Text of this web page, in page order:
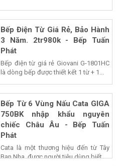
Bếp Điện Từ Giá Rẻ, Bảo Hành
3 Năm. 2tr980k - Bếp Tuấn
Phát
Bếp điện từ giá rẻ Giovani G-1801HC
là dòng bếp được thiết kết 1 từ + 1...
Bếp Từ 6 Vùng Nấu Cata GIGA
750BK nhập khẩu nguyên
chiếc Châu Âu - Bếp Tuấn
Phát
Cata là một thương hiệu đến từ Tây
Ban Nha, được người tiêu dùng biết...